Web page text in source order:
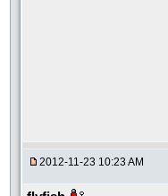
2012-11-23 10:23 AM